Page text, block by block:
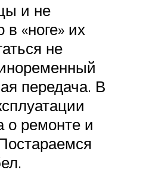
и не
в «ноге» их
не
передача. В
о ремонте и